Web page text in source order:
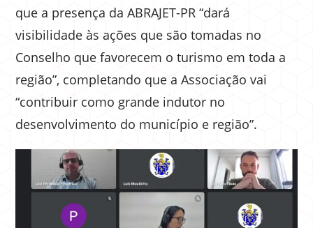
que a presença da ABRAJET-PR “dará
visibilidade às ações que são tomadas no
Conselho que favorecem o turismo em toda a
região”, completando que a Associação vai
“contribuir como grande indutor no
desenvolvimento do município e região”.